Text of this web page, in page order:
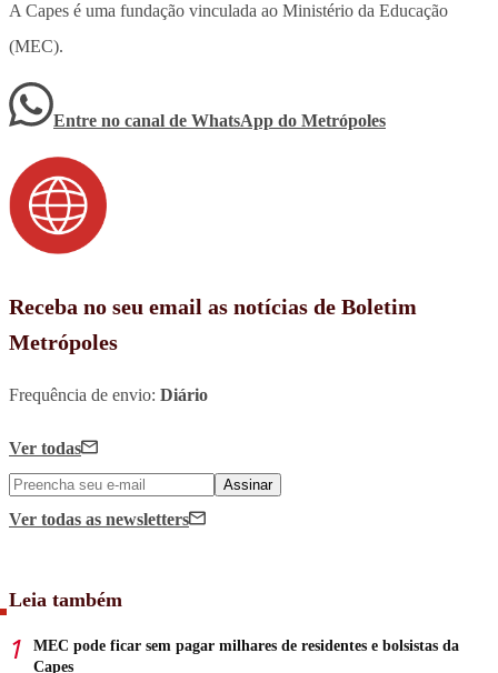
A Capes é uma fundação vinculada ao Ministério da Educação
(MEC).
Entre no canal de WhatsApp do Metrópoles
Receba no seu email as notícias de Boletim
Metrópoles
Frequência de envio: Diário
Ver todas
Assinar
Ver todas as newsletters
Leia também
MEC pode ficar sem pagar milhares de residentes e bolsistas da
Capes